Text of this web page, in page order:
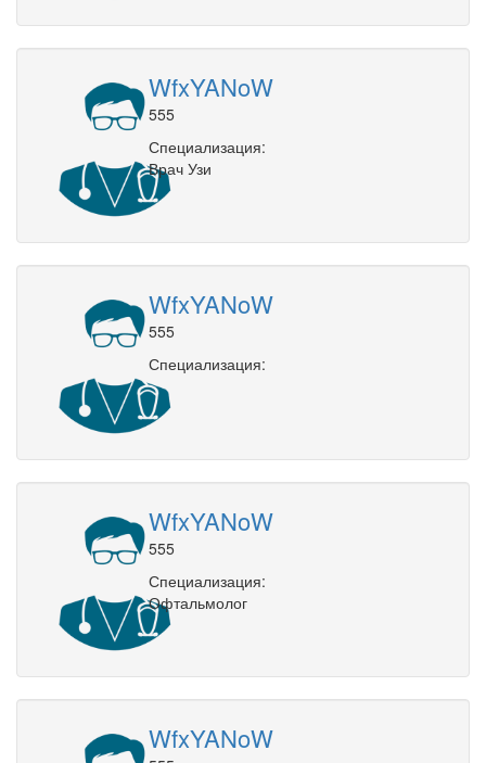
WfxYANoW
555
Специализация:
Врач Узи
WfxYANoW
555
Специализация:
WfxYANoW
555
Специализация:
Офтальмолог
WfxYANoW